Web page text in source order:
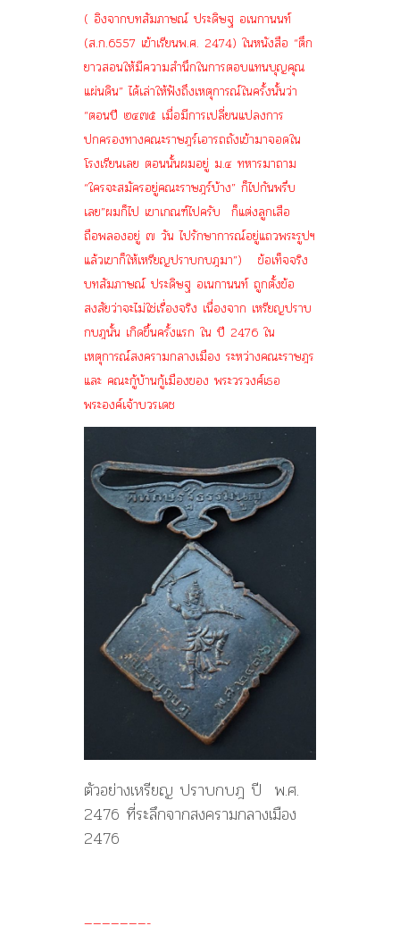
( อิงจากบทสัมภาษณ์ ประดิษฐ อเนกานนท์
(ส.ก.6557 เข้าเรียนพ.ศ. 2474) ในหนังสือ “ตึก
ยาวสอนให้มีความสำนึกในการตอบแทนบุญคุณ
แผ่นดิน” ได้เล่าให้ฟังถึงเหตุการณ์ในครั้งนั้นว่า
“ตอนปี ๒๔๗๕ เมื่อมีการเปลี่ยนแปลงการ
ปกครองทางคณะราษฎร์เอารถถังเข้ามาจอดใน
โรงเรียนเลย ตอนนั้นผมอยู่ ม.๔ ทหารมาถาม
“ใครจะสมัครอยู่คณะราษฎร์บ้าง” ก็ไปกันพรึบ
เลย”ผมก็ไป เขาเกณฑ์ไปครับ ก็แต่งลูกเสือ
ถือพลองอยู่ ๗ วัน ไปรักษาการณ์อยู่แถวพระรูปฯ
แล้วเขาก็ให้เหรียญปราบกบฎมา”) ข้อเท็จจริง
บทสัมภาษณ์ ประดิษฐ อเนกานนท์ ถูกตั้งข้อ
สงสัยว่าจะไม่ใช่เรื่องจริง เนื่องจาก เหรียญปราบ
กบฎนั้น เกิดขึ้นครั้งแรก ใน ปี 2476 ใน
เหตุการณ์สงครามกลางเมือง ระหว่างคณะราษฎร
และ คณะกู้บ้านกู้เมืองของ พระวรวงศ์เธอ
พระองค์เจ้าบวรเดช
ตัวอย่างเหรียญ ปราบกบฎ ปี พ.ศ.
2476 ที่ระลึกจากสงครามกลางเมือง
2476
———————-